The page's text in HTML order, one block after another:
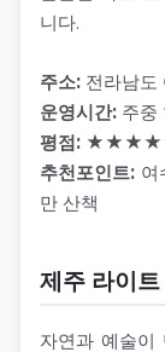
니다.
주소: 전라남도
운영시간: 주중
평점:
추천포인트: 여
만 산책
제주 라이
자연과 예술이